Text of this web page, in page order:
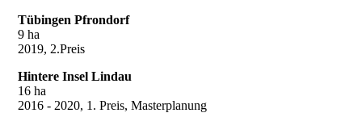
Tübingen Pfrondorf
9 ha
2019, 2.Preis
Hintere Insel Lindau
16 ha
2016 - 2020, 1. Preis, Masterplanung